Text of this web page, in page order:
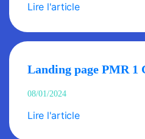
Lire l'article
Landing page PMR 1
08/01/2024
Lire l'article